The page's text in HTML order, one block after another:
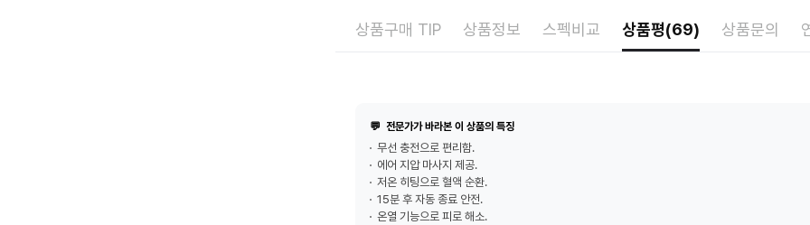
상품구매 TIP 상품정보 스펙비교 상품평(69) 상품문의
💬 전문가가 바라본 이 상품의 특징
무선 충전으로 편리함.
에어 지압 마사지 제공.
저온 히팅으로 혈액 순환.
15분 후 자동 종료 안전.
온열 기능으로 피로 해소.